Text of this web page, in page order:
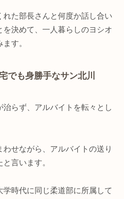
れた部長さんと何度か話し合い
を決めて、一人暮らしのヨシオ
す。
でも身勝手なサン北川
らず、アルバイトを転々とし
せながら、アルバイトの送り
言います。
時代に同じ柔道部に所属して